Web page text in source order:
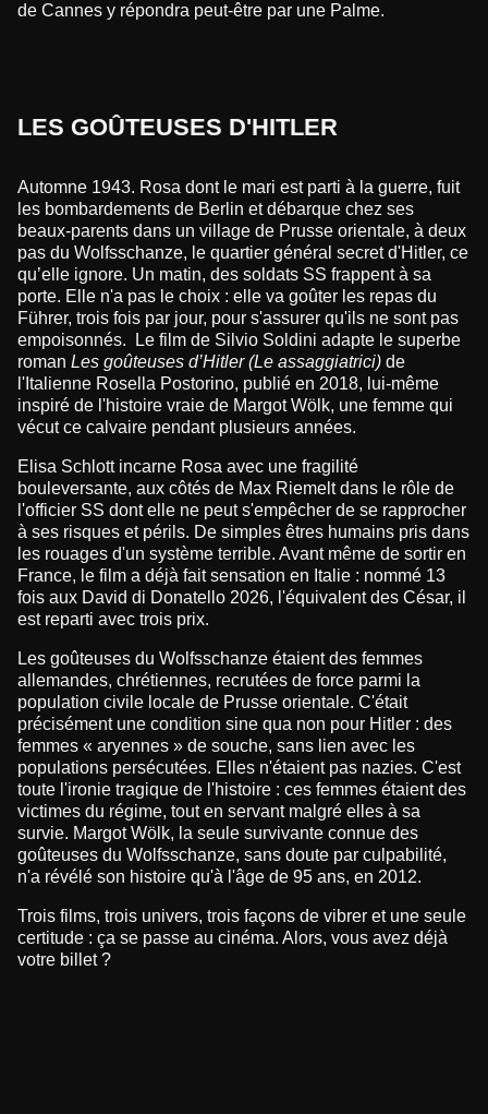
de Cannes y répondra peut-être par une Palme.
LES GOÛTEUSES D'HITLER
Automne 1943. Rosa dont le mari est parti à la guerre, fuit
les bombardements de Berlin et débarque chez ses
beaux-parents dans un village de Prusse orientale, à deux
pas du Wolfsschanze, le quartier général secret d'Hitler, ce
qu’elle ignore. Un matin, des soldats SS frappent à sa
porte. Elle n'a pas le choix : elle va goûter les repas du
Führer, trois fois par jour, pour s'assurer qu'ils ne sont pas
empoisonnés. Le film de Silvio Soldini adapte le superbe
roman Les goûteuses d’Hitler (Le assaggiatrici) de
l'Italienne Rosella Postorino, publié en 2018, lui-même
inspiré de l'histoire vraie de Margot Wölk, une femme qui
vécut ce calvaire pendant plusieurs années.
Elisa Schlott incarne Rosa avec une fragilité
bouleversante, aux côtés de Max Riemelt dans le rôle de
l'officier SS dont elle ne peut s'empêcher de se rapprocher
à ses risques et périls. De simples êtres humains pris dans
les rouages d'un système terrible. Avant même de sortir en
France, le film a déjà fait sensation en Italie : nommé 13
fois aux David di Donatello 2026, l'équivalent des César, il
est reparti avec trois prix.
Les goûteuses du Wolfsschanze étaient des femmes
allemandes, chrétiennes, recrutées de force parmi la
population civile locale de Prusse orientale. C'était
précisément une condition sine qua non pour Hitler : des
femmes « aryennes » de souche, sans lien avec les
populations persécutées. Elles n'étaient pas nazies. C'est
toute l'ironie tragique de l'histoire : ces femmes étaient des
victimes du régime, tout en servant malgré elles à sa
survie. Margot Wölk, la seule survivante connue des
goûteuses du Wolfsschanze, sans doute par culpabilité,
n'a révélé son histoire qu'à l'âge de 95 ans, en 2012.
Trois films, trois univers, trois façons de vibrer et une seule
certitude : ça se passe au cinéma. Alors, vous avez déjà
votre billet ?